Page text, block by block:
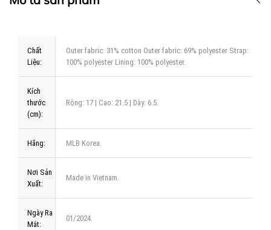
Chất
Liệu:
Outer fabric: 31% cotton Outer fabric: 69% polyester Strap:
100% polyester Lining: 100% polyester.
Kích
thước
(cm):
Rộng: 17 | Cao: 21.5 | Dày: 6.5.
Hãng: MLB Korea.
Nơi Sản
Xuất:
Made in Vietnam.
Ngày Ra
Mắt:
01/2024.